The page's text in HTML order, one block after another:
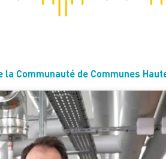
Communauté de Communes